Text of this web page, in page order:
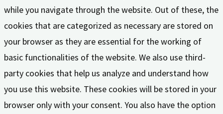
while you navigate through the website. Out of these, the
cookies that are categorized as necessary are stored on
your browser as they are essential for the working of
basic functionalities of the website. We also use third-
party cookies that help us analyze and understand how
you use this website. These cookies will be stored in your
browser only with your consent. You also have the option